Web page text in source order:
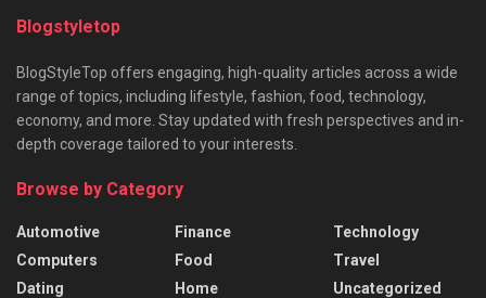
Blogstyletop
BlogStyleTop offers engaging, high-quality articles across a wide
range of topics, including lifestyle, fashion, food, technology,
economy, and more. Stay updated with fresh perspectives and in-
depth coverage tailored to your interests.
Browse by Category
Automotive
Computers
Dating
Finance
Food
Home
Technology
Travel
Uncategorized